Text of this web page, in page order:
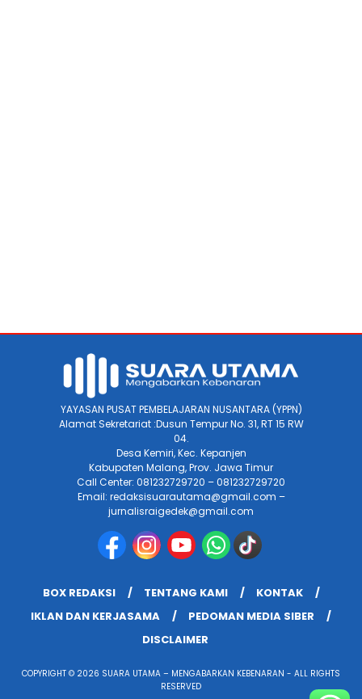
YAYASAN PUSAT PEMBELAJARAN NUSANTARA (YPPN)
Alamat Sekretariat :Dusun Tempur No. 31, RT 15 RW
04.
Desa Kemiri, Kec. Kepanjen
Kabupaten Malang, Prov. Jawa Timur
Call Center: 081232729720 – 081232729720
Email: redaksisuarautama@gmail.com –
jurnalisraigedek@gmail.com
BOX REDAKSI TENTANG KAMI
KONTAK
IKLAN DAN KERJASAMA
PEDOMAN MEDIA SIBER
DISCLAIMER
COPYRIGHT © 2026 SUARA UTAMA – MENGABARKAN KEBENARAN - ALL RIGHTS
RESERVED